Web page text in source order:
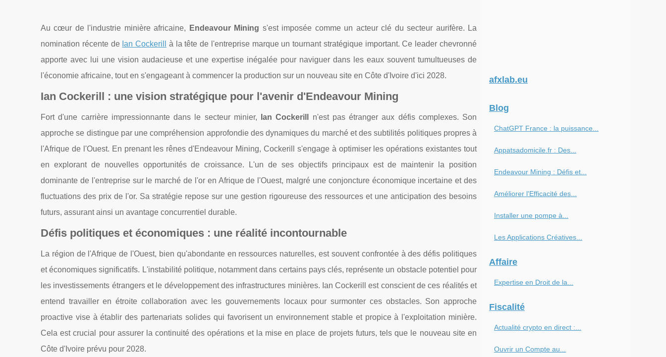
Au cœur de l'industrie minière africaine, Endeavour Mining s'est imposée comme un acteur clé du secteur aurifère. La
nomination récente de Ian Cockerill
à la tête de l'entreprise marque un tournant stratégique important. Ce leader chevronné
apporte avec lui une vision audacieuse et une expertise inégalée pour naviguer dans les eaux souvent tumultueuses de
l'économie africaine, tout en s'engageant à commencer la production sur un nouveau site en Côte d'Ivoire d'ici 2028.
Ian Cockerill : une vision stratégique pour l'avenir d'Endeavour Mining
Fort d'une carrière impressionnante dans le secteur minier, Ian Cockerill
n'est pas étranger aux défis complexes. Son
approche se distingue par une compréhension approfondie des dynamiques du marché et des subtilités politiques propres à
l'Afrique de l'Ouest. En prenant les rênes d'Endeavour Mining, Cockerill s'engage à optimiser les opérations existantes tout
en explorant de nouvelles opportunités de croissance. L'un de ses objectifs principaux est de maintenir la position
dominante de l'entreprise sur le marché de l'or en Afrique de l'Ouest, malgré une conjoncture économique incertaine et des
fluctuations des prix de l'or. Sa stratégie repose sur une gestion rigoureuse des ressources et une anticipation des besoins
futurs, assurant ainsi un avantage concurrentiel durable.
Défis politiques et économiques : une réalité incontournable
La région de l'Afrique de l'Ouest, bien qu'abondante en ressources naturelles, est souvent confrontée à des défis politiques
et économiques significatifs. L'instabilité politique, notamment dans certains pays clés, représente un obstacle potentiel pour
les investissements étrangers et le développement des infrastructures minières. Ian Cockerill est conscient de ces réalités et
entend travailler en étroite collaboration avec les gouvernements locaux pour surmonter ces obstacles. Son approche
proactive vise à établir des partenariats solides qui favorisent un environnement stable et propice à l'exploitation minière.
Cela est crucial pour assurer la continuité des opérations et la mise en place de projets futurs, tels que le nouveau site en
Côte d'Ivoire prévu pour 2028.
afxlab.eu
Blog
ChatGPT France : la puissance...
Appatsadomicile.fr : Des...
Endeavour Mining : Défis et...
Améliorer l'Efficacité des...
Installer une pompe à...
Les Applications Créatives...
Affaire
Expertise en Droit de la...
Fiscalité
Actualité crypto en direct :...
Ouvrir un Compte au...